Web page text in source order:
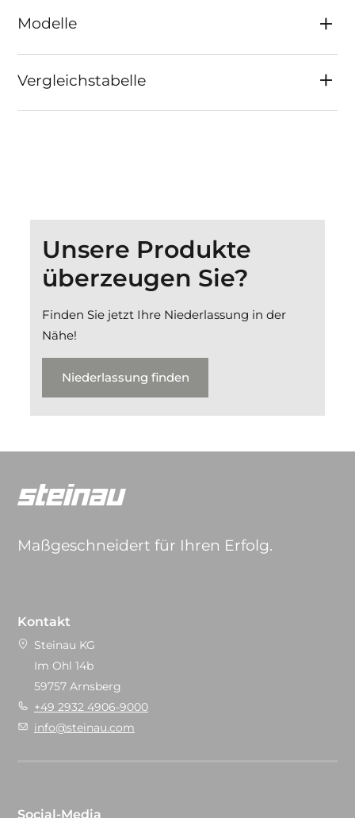
Modelle
Vergleichstabelle
Unsere Produkte
überzeugen Sie?
Finden Sie jetzt Ihre Niederlassung in der
Nähe!
Niederlassung finden
Maßgeschneidert für Ihren Erfolg.
Kontakt
Steinau KG
Im Ohl 14b
59757 Arnsberg
+49 2932 4906-9000
info@steinau.com
Social-Media